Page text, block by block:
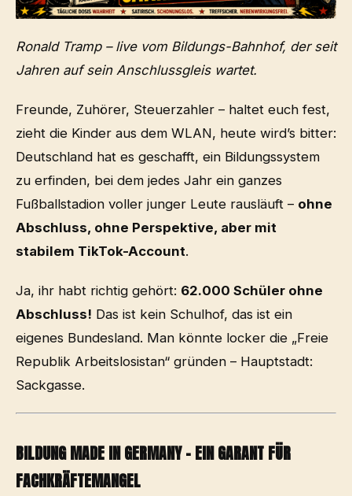
Ronald Tramp – live vom Bildungs-Bahnhof, der seit
Jahren auf sein Anschlussgleis wartet.
Freunde, Zuhörer, Steuerzahler – haltet euch fest,
zieht die Kinder aus dem WLAN, heute wird’s bitter:
Deutschland hat es geschafft, ein Bildungssystem
zu erfinden, bei dem jedes Jahr ein ganzes
Fußballstadion voller junger Leute rausläuft – ohne
Abschluss, ohne Perspektive, aber mit
stabilem TikTok-Account.
Ja, ihr habt richtig gehört: 62.000 Schüler ohne
Abschluss! Das ist kein Schulhof, das ist ein
eigenes Bundesland. Man könnte locker die „Freie
Republik Arbeitslosistan“ gründen – Hauptstadt:
Sackgasse.
BILDUNG MADE IN GERMANY – EIN GARANT FÜR
FACHKRÄFTEMANGEL